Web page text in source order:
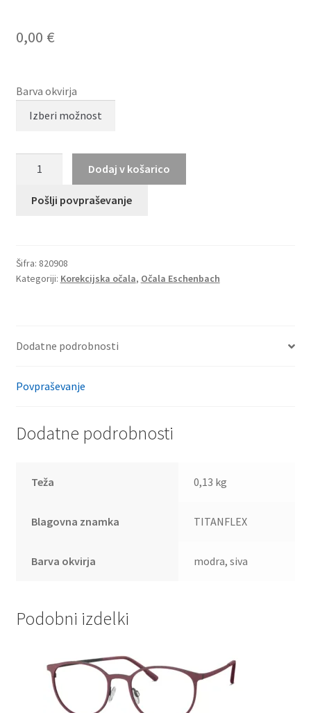
0,00 €
Barva okvirja
količina
Dodaj v košarico
Pošlji povpraševanje
Šifra: 820908
Kategoriji: Korekcijska očala, Očala Eschenbach
Dodatne podrobnosti
Povpraševanje
Dodatne podrobnosti
Teža 0,13 kg
Blagovna znamka TITANFLEX
Barva okvirja modra, siva
Podobni izdelki